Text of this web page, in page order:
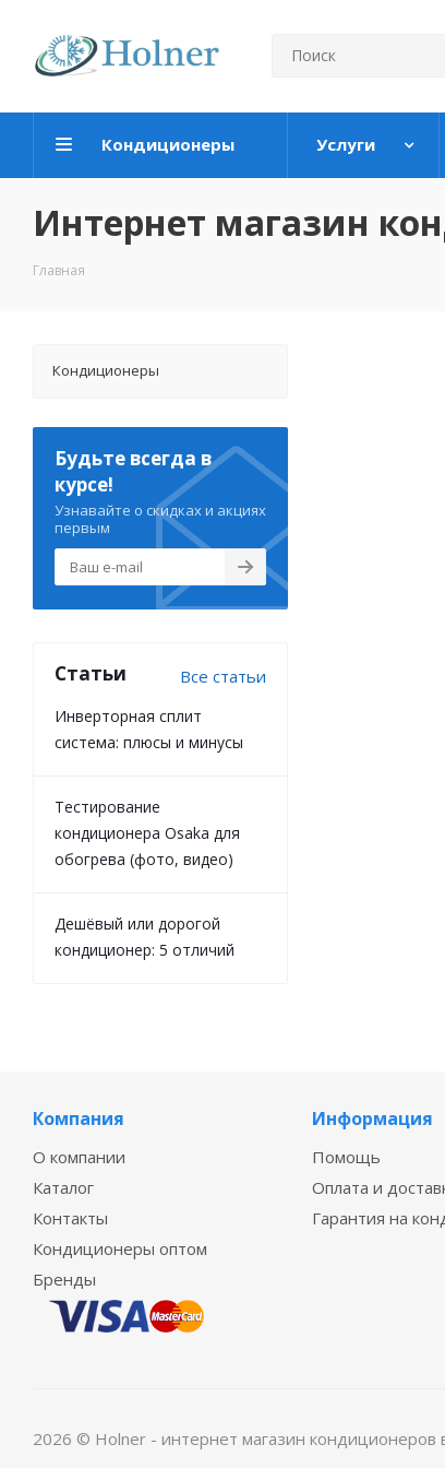
Кондиционеры Услуги
Интернет магазин
Главная
Кондиционеры
Будьте всегда в
курсе!
Узнавайте о скидках и акциях
первым
Статьи Все статьи
Инверторная сплит
система: плюсы и минусы
Тестирование
кондиционера Osaka для
обогрева (фото, видео)
Дешёвый или дорогой
кондиционер: 5 отличий
Компания
О компании
Каталог
Контакты
Кондиционеры оптом
Бренды
Информация
Помощь
Оплата и
Гарантия на
2026 © Holner - интернет магазин кондиционеров